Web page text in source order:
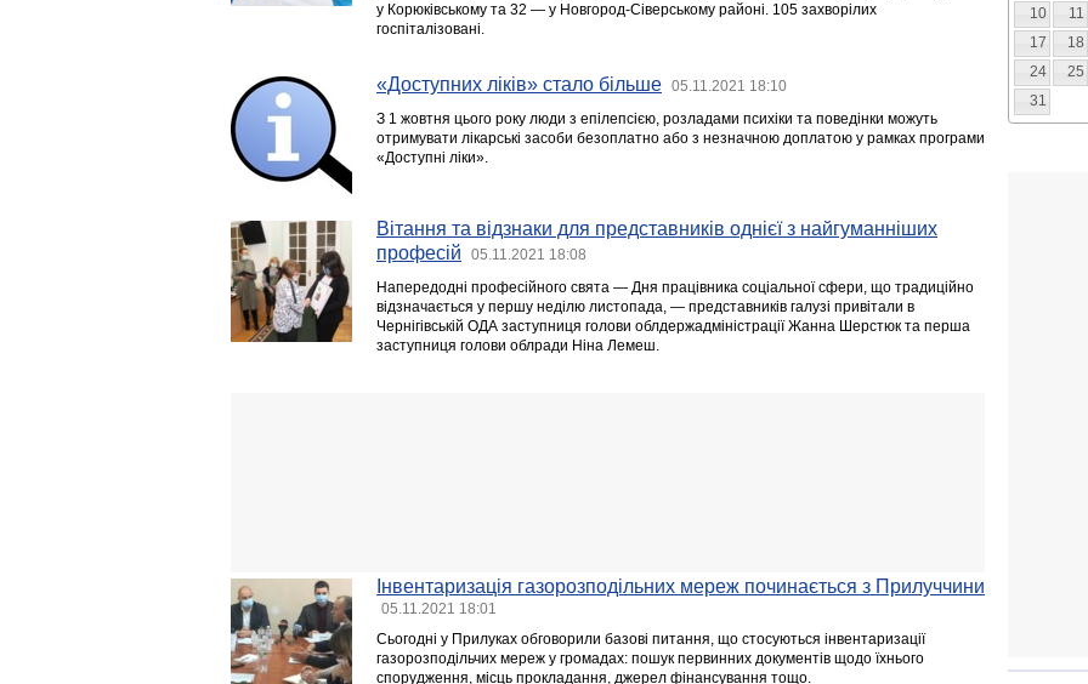
у Корюківському та 32 — у Новгород-Сіверському районі. 105 захворілих
госпіталізовані.
«Доступних ліків» стало більше 05.11.2021 18:10
З 1 жовтня цього року люди з епілепсією, розладами психіки та поведінки можуть
отримувати лікарські засоби безоплатно або з незначною доплатою у рамках програми
«Доступні ліки».
Вітання та відзнаки для представників однієї з найгуманніших
професій
05.11.2021 18:08
Напередодні професійного свята — Дня працівника соціальної сфери, що традиційно
відзначається у першу неділю листопада, — представників галузі привітали в
Чернігівській ОДА заступниця голови облдержадміністрації Жанна Шерстюк та перша
заступниця голови облради Ніна Лемеш.
Інвентаризація газорозподільних мереж починається з Прилуччини
05.11.2021 18:01
Сьогодні у Прилуках обговорили базові питання, що стосуються інвентаризації
газорозподільчих мереж у громадах: пошук первинних документів щодо їхнього
спорудження, місць прокладання, джерел фінансування тощо.
10
11
17
18
24
25
31